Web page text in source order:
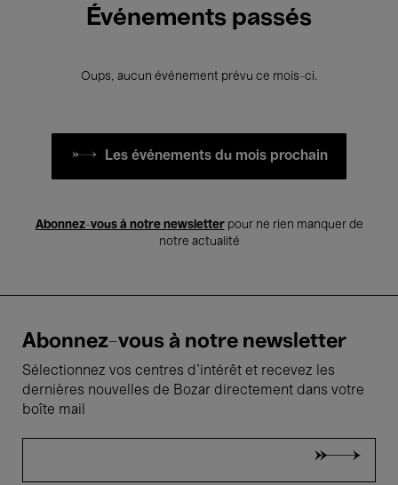
Événements passés
Oups, aucun événement prévu ce mois-ci.
Les événements du mois prochain
Abonnez-vous à notre newsletterpour ne rien manquer de
notre actualité
Abonnez-vous à notre newsletter
Sélectionnez vos centres d'intérêt et recevez les
dernières nouvelles de Bozar directement dans votre
boîte mail